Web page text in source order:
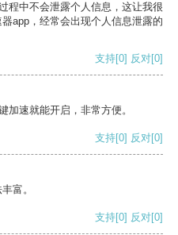
程中不会泄露个人信息，这让我很
app，经常会出现个人信息泄露的
支持[0] 反对[0]
加速就能开启，非常方便。
支持[0] 反对[0]
富。
支持[0] 反对[0]